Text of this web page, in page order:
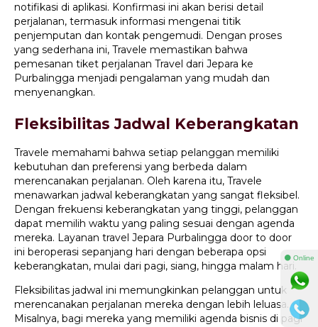
notifikasi di aplikasi. Konfirmasi ini akan berisi detail
perjalanan, termasuk informasi mengenai titik
penjemputan dan kontak pengemudi. Dengan proses
yang sederhana ini, Travele memastikan bahwa
pemesanan tiket perjalanan Travel dari Jepara ke
Purbalingga menjadi pengalaman yang mudah dan
menyenangkan.
Fleksibilitas Jadwal Keberangkatan
Travele memahami bahwa setiap pelanggan memiliki
kebutuhan dan preferensi yang berbeda dalam
merencanakan perjalanan. Oleh karena itu, Travele
menawarkan jadwal keberangkatan yang sangat fleksibel.
Dengan frekuensi keberangkatan yang tinggi, pelanggan
dapat memilih waktu yang paling sesuai dengan agenda
mereka. Layanan travel Jepara Purbalingga door to door
ini beroperasi sepanjang hari dengan beberapa opsi
keberangkatan, mulai dari pagi, siang, hingga malam hari.
Fleksibilitas jadwal ini memungkinkan pelanggan untuk
merencanakan perjalanan mereka dengan lebih leluasa.
Misalnya, bagi mereka yang memiliki agenda bisnis di pagi
⚫ Online